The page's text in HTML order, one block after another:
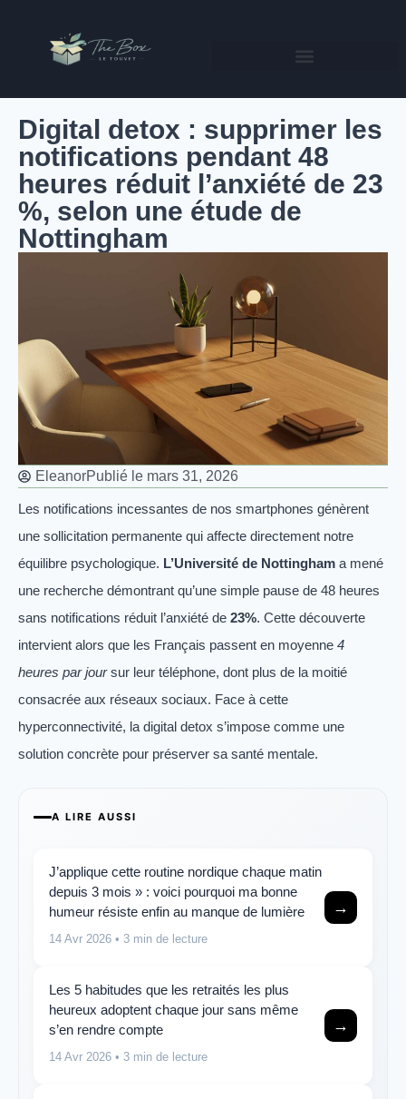
Digital detox : supprimer les
notifications pendant 48
heures réduit l’anxiété de 23
%, selon une étude de
Nottingham
EleanorPublié le mars 31, 2026
Les notifications incessantes de nos smartphones génèrent
une sollicitation permanente qui affecte directement notre
équilibre psychologique. L’Université de Nottingham a mené
une recherche démontrant qu’une simple pause de 48 heures
sans notifications réduit l’anxiété de 23%. Cette découverte
intervient alors que les Français passent en moyenne 4
heures par joursur leur téléphone, dont plus de la moitié
consacrée aux réseaux sociaux. Face à cette
hyperconnectivité, la digital detox s’impose comme une
solution concrète pour préserver sa santé mentale.
A LIRE AUSSI
J’applique cette routine nordique chaque matin
depuis 3 mois » : voici pourquoi ma bonne
humeur résiste enfin au manque de lumière
14 Avr 2026 • 3 min de lecture
→
Les 5 habitudes que les retraités les plus
heureux adoptent chaque jour sans même
s’en rendre compte
14 Avr 2026 • 3 min de lecture
→